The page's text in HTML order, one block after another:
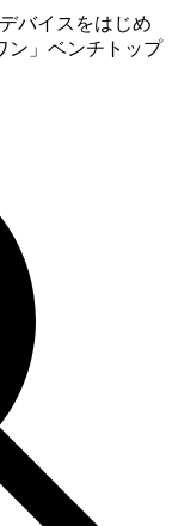
バイスをはじめ
ン」ベンチトップ